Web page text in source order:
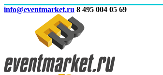
info@eventmarket.ru 8 495 004 05 69